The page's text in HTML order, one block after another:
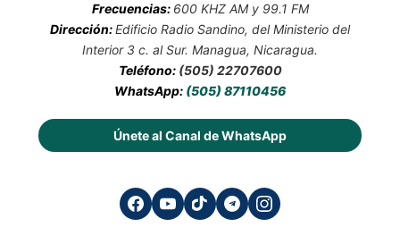
Frecuencias: 600 KHZ AM y 99.1 FM
Dirección:Edificio Radio Sandino, del Ministerio del
Interior 3 c. al Sur. Managua, Nicaragua.
Teléfono: (505) 22707600
WhatsApp: (505) 87110456
Únete al Canal de WhatsApp